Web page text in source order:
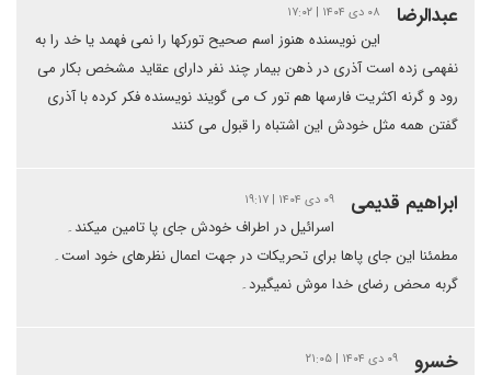
عبدالرضا ۰۸ دی ۱۴۰۴ | ۱۷:۰۲
این نویسنده هنوز اسم صحیح تورکها را نمی فهمد یا خد را به
نفهمی زده است آذری در ذهن بیمار چند نفر دارای عقاید مشخص بکار می
رود و گرنه اکثریت فارسها هم تور ک می گویند نویسنده فکر کرده با آذری
گفتن همه مثل خودش این اشتباه را قبول می کنند
ابراهیم قدیمی ۰۹ دی ۱۴۰۴ | ۱۹:۱۷
اسرائیل در اطراف خودش جای پا تامین میکند۔
مطمئنا این جای پاها برای تحریکات در جهت اعمال نظرهای خود است۔
گربه محض رضای خدا موش نمیگیرد۔
خسرو ۰۹ دی ۱۴۰۴ | ۲۱:۰۵